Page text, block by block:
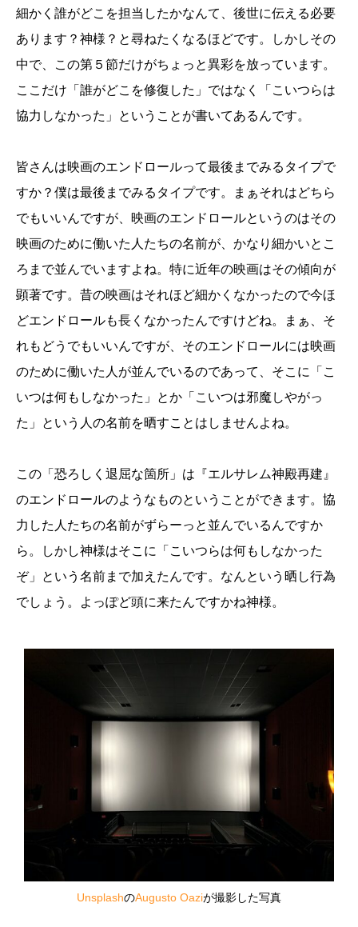
細かく誰がどこを担当したかなんて、後世に伝える必要
あります？神様？と尋ねたくなるほどです。しかしその
中で、この第５節だけがちょっと異彩を放っています。
ここだけ「誰がどこを修復した」ではなく「こいつらは
協力しなかった」ということが書いてあるんです。
皆さんは映画のエンドロールって最後までみるタイプで
すか？僕は最後までみるタイプです。まぁそれはどちら
でもいいんですが、映画のエンドロールというのはその
映画のために働いた人たちの名前が、かなり細かいとこ
ろまで並んでいますよね。特に近年の映画はその傾向が
顕著です。昔の映画はそれほど細かくなかったので今ほ
どエンドロールも長くなかったんですけどね。まぁ、そ
れもどうでもいいんですが、そのエンドロールには映画
のために働いた人が並んでいるのであって、そこに「こ
いつは何もしなかった」とか「こいつは邪魔しやがっ
た」という人の名前を晒すことはしませんよね。
この「恐ろしく退屈な箇所」は『エルサレム神殿再建』
のエンドロールのようなものということができます。協
力した人たちの名前がずらーっと並んでいるんですか
ら。しかし神様はそこに「こいつらは何もしなかった
ぞ」という名前まで加えたんです。なんという晒し行為
でしょう。よっぽど頭に来たんですかね神様。
UnsplashのAugusto Oaziが撮影した写真